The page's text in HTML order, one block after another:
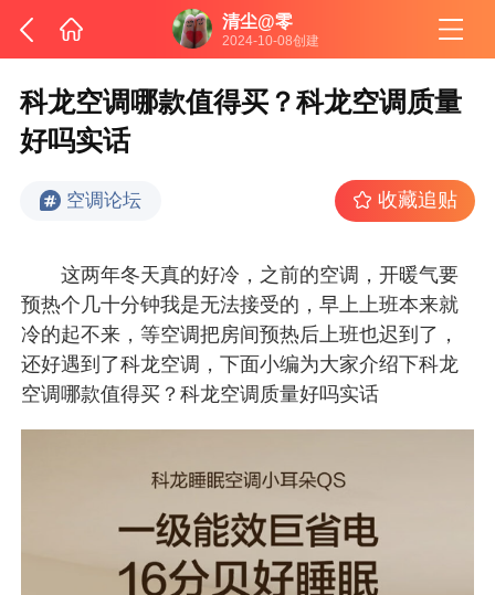
清尘@零
2024-10-08创建
科龙空调哪款值得买？科龙空调质量
好吗实话
空调论坛 收藏追贴
这两年冬天真的好冷，之前的空调，开暖气要
预热个几十分钟我是无法接受的，早上上班本来就
冷的起不来，等空调把房间预热后上班也迟到了，
还好遇到了科龙空调，下面小编为大家介绍下科龙
空调哪款值得买？科龙空调质量好吗实话